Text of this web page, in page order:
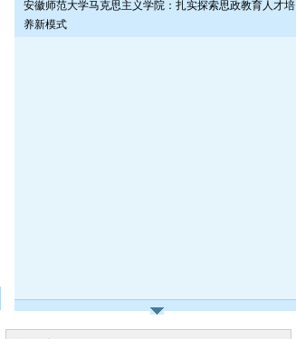
安徽师范大学马克思主义学院：扎实探索思政教育人才培
养新模式